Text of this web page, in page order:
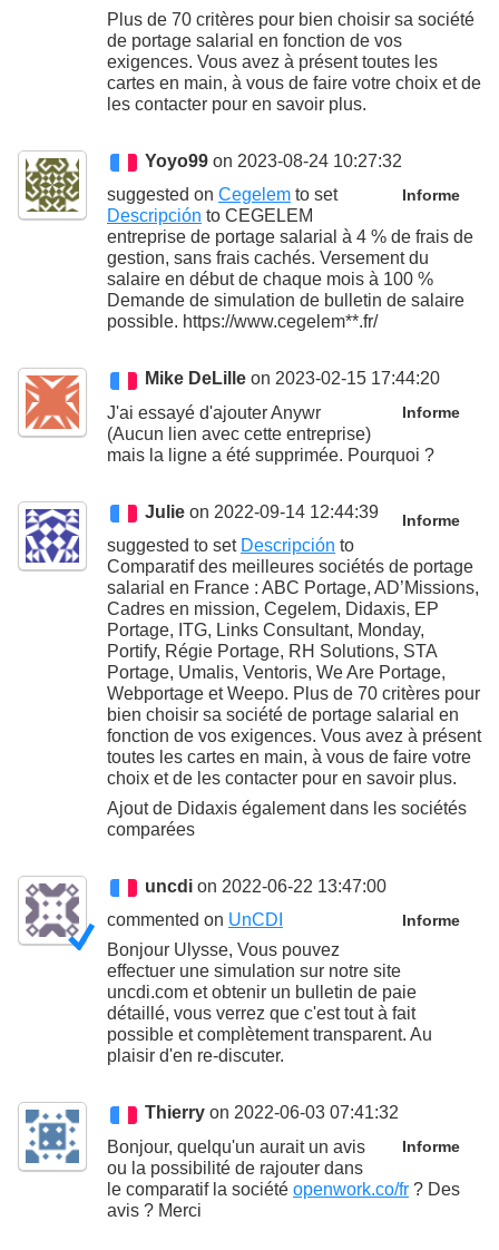
Plus de 70 critères pour bien choisir sa société
de portage salarial en fonction de vos
exigences. Vous avez à présent toutes les
cartes en main, à vous de faire votre choix et de
les contacter pour en savoir plus.
Yoyo99 on 2023-08-24 10:27:32
Informe
suggested on Cegelem to set
Descripción to CEGELEM
entreprise de portage salarial à 4 % de frais de
gestion, sans frais cachés. Versement du
salaire en début de chaque mois à 100 %
Demande de simulation de bulletin de salaire
possible. https://www.cegelem**.fr/
Mike DeLille on 2023-02-15 17:44:20
Informe
J'ai essayé d'ajouter Anywr
(Aucun lien avec cette entreprise)
mais la ligne a été supprimée. Pourquoi ?
Julie on 2022-09-14 12:44:39 Informe
suggested to set Descripción to
Comparatif des meilleures sociétés de portage
salarial en France : ABC Portage, AD’Missions,
Cadres en mission, Cegelem, Didaxis, EP
Portage, ITG, Links Consultant, Monday,
Portify, Régie Portage, RH Solutions, STA
Portage, Umalis, Ventoris, We Are Portage,
Webportage et Weepo. Plus de 70 critères pour
bien choisir sa société de portage salarial en
fonction de vos exigences. Vous avez à présent
toutes les cartes en main, à vous de faire votre
choix et de les contacter pour en savoir plus.
Ajout de Didaxis également dans les sociétés
comparées
uncdi on 2022-06-22 13:47:00
Informe
commented on UnCDI
Bonjour Ulysse, Vous pouvez
effectuer une simulation sur notre site
uncdi.com et obtenir un bulletin de paie
détaillé, vous verrez que c'est tout à fait
possible et complètement transparent. Au
plaisir d'en re-discuter.
Thierry on 2022-06-03 07:41:32
Informe
Bonjour, quelqu'un aurait un avis
ou la possibilité de rajouter dans
le comparatif la société openwork.co/fr ? Des
avis ? Merci